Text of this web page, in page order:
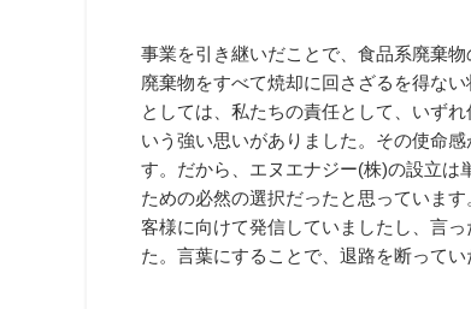
事業を引き継いだことで、食品系廃棄
廃棄物をすべて焼却に回さざるを得な
としては、私たちの責任として、いず
いう強い思いがありました。その使命
す。だから、エヌエナジー(株)の設立は
ための必然の選択だったと思っていま
客様に向けて発信していましたし、言
た。言葉にすることで、退路を断ってい